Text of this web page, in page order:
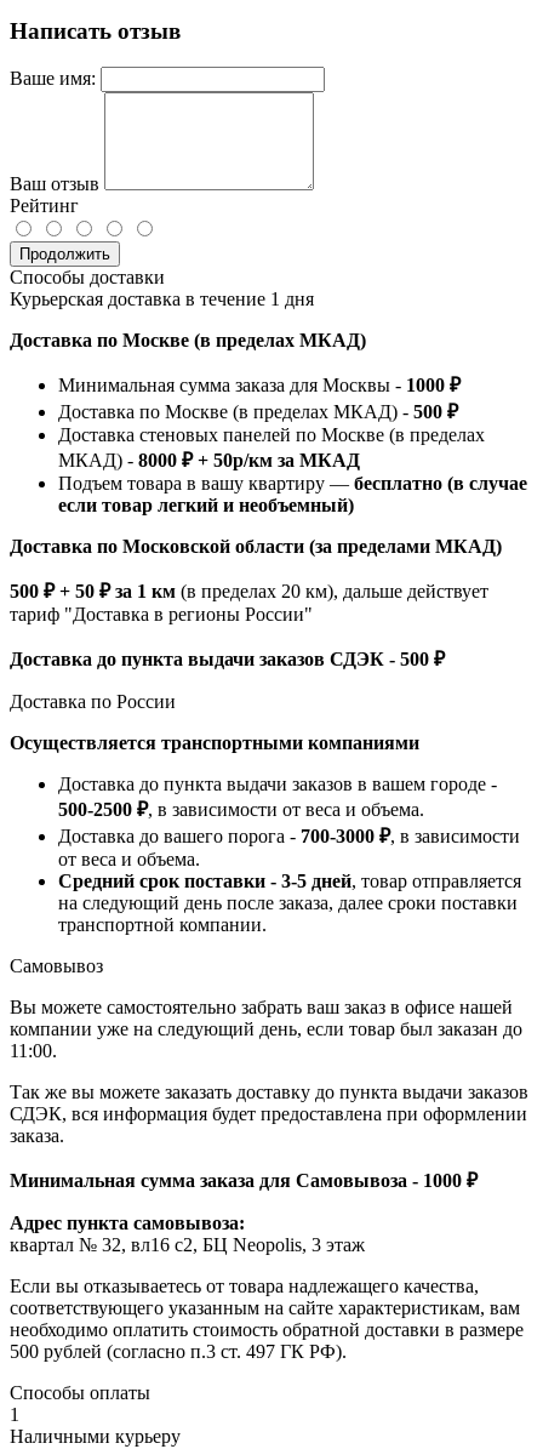
Написать отзыв
Ваше имя:
Ваш отзыв
Рейтинг
Продолжить
Способы доставки
Курьерская доставка в течение 1 дня
Доставка по Москве (в пределах МКАД)
Минимальная сумма заказа для Москвы - 1000 ₽
Доставка по Москве (в пределах МКАД) - 500 ₽
Доставка стеновых панелей по Москве (в пределах
МКАД) - 8000 ₽ + 50р/км за МКАД
Подъем товара в вашу квартиру — бесплатно (в случае
если товар легкий и необъемный)
Доставка по Московской области (за пределами МКАД)
500 ₽ + 50 ₽ за 1 км (в пределах 20 км), дальше действует
тариф "Доставка в регионы России"
Доставка до пункта выдачи заказов СДЭК - 500 ₽
Доставка по России
Осуществляется транспортными компаниями
Доставка до пункта выдачи заказов в вашем городе -
500-2500 ₽, в зависимости от веса и объема.
Доставка до вашего порога - 700-3000 ₽, в зависимости
от веса и объема.
Средний срок поставки - 3-5 дней, товар отправляется
на следующий день после заказа, далее сроки поставки
транспортной компании.
Самовывоз
Вы можете самостоятельно забрать ваш заказ в офисе нашей
компании уже на следующий день, если товар был заказан до
11:00.
Так же вы можете заказать доставку до пункта выдачи заказов
СДЭК, вся информация будет предоставлена при оформлении
заказа.
Минимальная сумма заказа для Самовывоза - 1000 ₽
Адрес пункта самовывоза:
квартал № 32, вл16 с2, БЦ Neopolis, 3 этаж
Если вы отказываетесь от товара надлежащего качества,
соответствующего указанным на сайте характеристикам, вам
необходимо оплатить стоимость обратной доставки в размере
500 рублей (согласно п.3 ст. 497 ГК РФ).
Способы оплаты
1
Наличными курьеру